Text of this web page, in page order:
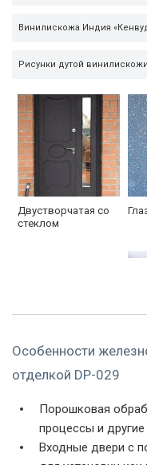
Винилискожа Индия
Рисунки дутой винилискожи
Двустворчатая со
стеклом
Особенности
отделкой DP-029
Порошковая
процессы и
Входные двери с